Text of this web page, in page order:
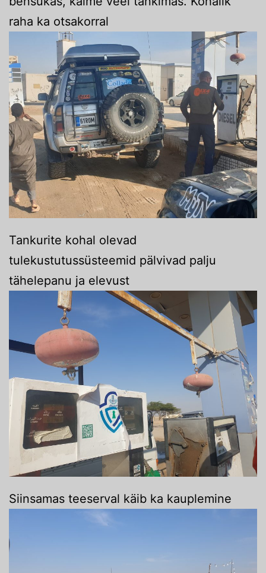
raha ka otsakorral
Tankurite kohal olevad
tulekustutussüsteemid pälvivad palju
tähelepanu ja elevust
Siinsamas teeserval käib ka kauplemine